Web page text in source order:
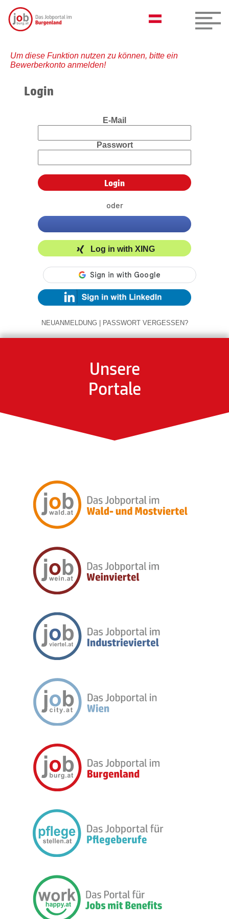
Um diese Funktion nutzen zu können, bitte ein
Bewerberkonto anmelden!
Login
E-Mail
Passwort
oder
Log in with XING
NEUANMELDUNG | PASSWORT VERGESSEN?
Unsere
Portale